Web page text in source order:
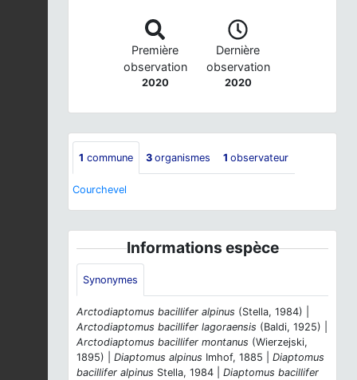
Première
observation
2020
Dernière
observation
2020
1 commune 3 organismes 1 observateur
Courchevel
Informations espèce
Synonymes
Arctodiaptomus bacillifer alpinus (Stella, 1984) |
Arctodiaptomus bacillifer lagoraensis (Baldi, 1925) |
Arctodiaptomus bacillifer montanus (Wierzejski,
1895) | Diaptomus alpinus Imhof, 1885 | Diaptomus
bacillifer alpinus Stella, 1984 | Diaptomus bacillifer